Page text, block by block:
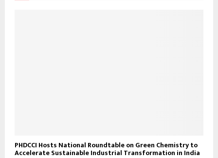
PHDCCI Hosts National Roundtable on Green Chemistry to
Accelerate Sustainable Industrial Transformation in India